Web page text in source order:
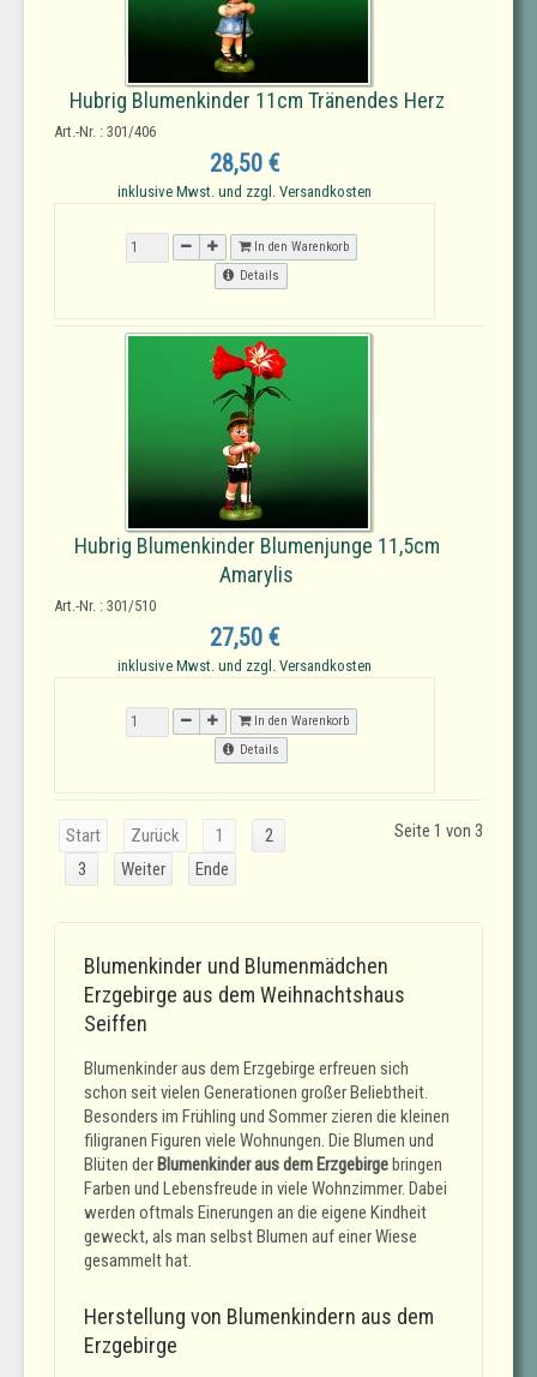
Hubrig Blumenkinder 11cm Tränendes Herz
Art.-Nr. : 301/406
28,50 €
inklusive Mwst. und zzgl. Versandkosten
In den Warenkorb
Details
Hubrig Blumenkinder Blumenjunge 11,5cm
Amarylis
Art.-Nr. : 301/510
27,50 €
inklusive Mwst. und zzgl. Versandkosten
In den Warenkorb
Details
Start Zurück 1
2
3
Weiter Ende
Seite 1 von 3
Blumenkinder und Blumenmädchen
Erzgebirge aus dem Weihnachtshaus
Seiffen
Blumenkinder aus dem Erzgebirge erfreuen sich
schon seit vielen Generationen großer Beliebtheit.
Besonders im Frühling und Sommer zieren die kleinen
filigranen Figuren viele Wohnungen. Die Blumen und
Blüten der Blumenkinder aus dem Erzgebirgebringen
Farben und Lebensfreude in viele Wohnzimmer. Dabei
werden oftmals Einerungen an die eigene Kindheit
geweckt, als man selbst Blumen auf einer Wiese
gesammelt hat.
Herstellung von Blumenkindern aus dem
Erzgebirge